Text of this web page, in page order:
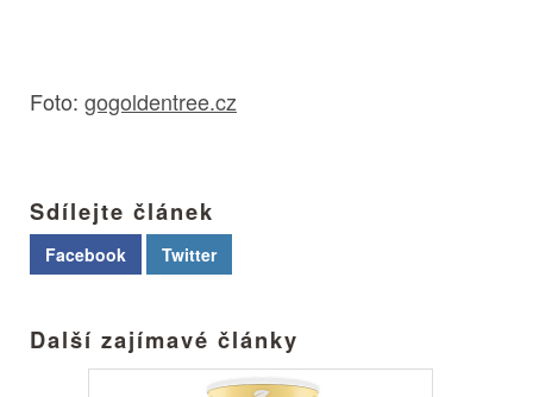
Foto: gogoldentree.cz
Sdílejte článek
Facebook Twitter
Další zajímavé články